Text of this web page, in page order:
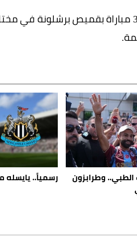
وشارك الجناح الأيسر، البالغ من العمر 29 عاماً، في 31 مباراة
وطرابزون
رسمياً.. يايسله